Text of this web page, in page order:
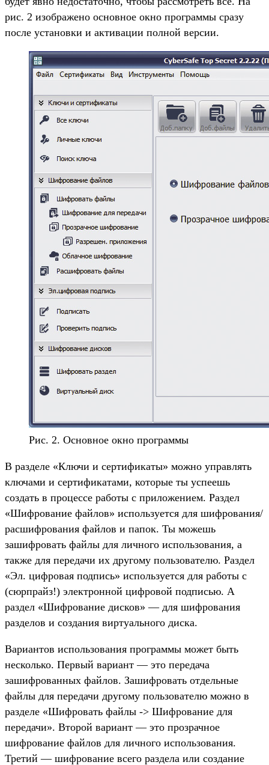
рис. 2 изображено основное окно программы сразу
после установки и активации полной версии.
Рис. 2. Основное окно программы
В разделе «Ключи и сертификаты» можно управлять
ключами и сертификатами, которые ты успеешь
создать в процессе работы с приложением. Раздел
«Шифрование файлов» используется для шифрования/
расшифрования файлов и папок. Ты можешь
зашифровать файлы для личного использования, а
также для передачи их другому пользователю. Раздел
«Эл. цифровая подпись» используется для работы с
(сюрпрайз!) электронной цифровой подписью. А
раздел «Шифрование дисков» — для шифрования
разделов и создания виртуального диска.
Вариантов использования программы может быть
несколько. Первый вариант — это передача
зашифрованных файлов. Зашифровать отдельные
файлы для передачи другому пользователю можно в
разделе «Шифровать файлы -> Шифрование для
передачи». Второй вариант — это прозрачное
шифрование файлов для личного использования.
Третий — шифрование всего раздела или создание